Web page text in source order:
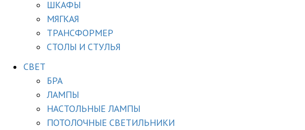
ШКАФЫ
МЯГКАЯ
ТРАНСФОРМЕР
СТОЛЫ И СТУЛЬЯ
СВЕТ
БРА
ЛАМПЫ
НАСТОЛЬНЫЕ ЛАМПЫ
ПОТОЛОЧНЫЕ СВЕТИЛЬНИКИ